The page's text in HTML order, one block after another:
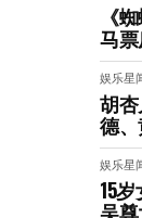
《
马
娱乐星
胡
德
娱乐星
15
吴